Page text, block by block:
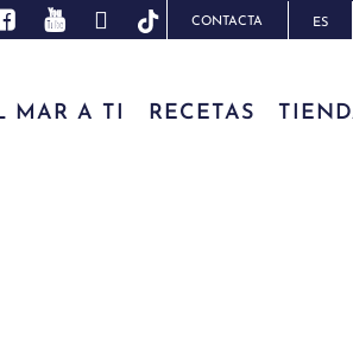
CONTACTA ES
MAR A TI RECETAS